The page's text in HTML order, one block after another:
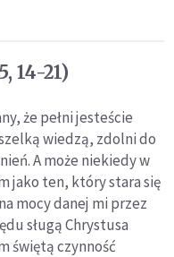
14-21)
że pełni jesteście
wiedzą, zdolni do
A może niekiedy w
jako ten, który stara się
mocy danej mi przez
sługą Chrystusa
świętą czynność